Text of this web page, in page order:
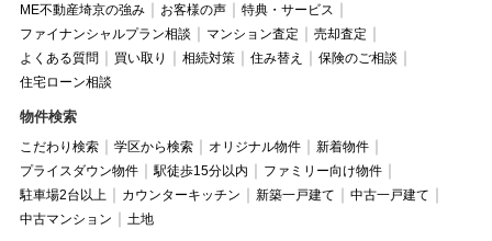
ME不動産埼京の強み
お客様の声
特典・サービス
ファイナンシャルプラン相談
マンション査定
売却査定
よくある質問
買い取り 相続対策 住み替え
保険のご相談
住宅ローン相談
物件検索
こだわり検索 学区から検索 オリジナル物件
新着物件
プライスダウン物件
駅徒歩15分以内
ファミリー向け物件
駐車場2台以上
カウンターキッチン 新築一戸建て
中古一戸建て
中古マンション
土地